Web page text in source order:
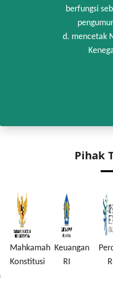
berfungsi
d. mencetak
Pihak
Mahkamah
Konstitusi
Keuangan
RI
RI